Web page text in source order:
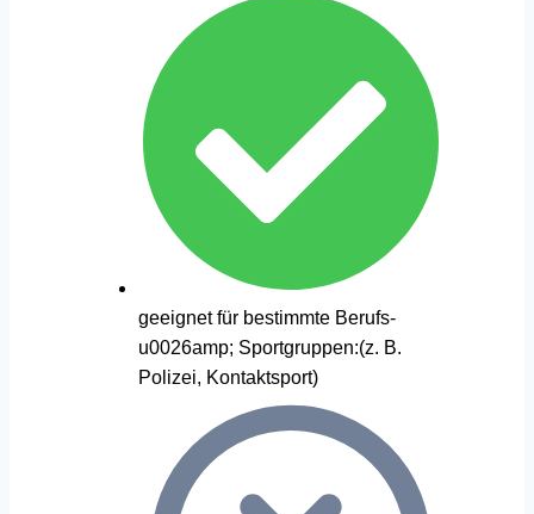
geeignet für bestimmte Berufs-
u0026amp; Sportgruppen:(z. B.
Polizei, Kontaktsport)